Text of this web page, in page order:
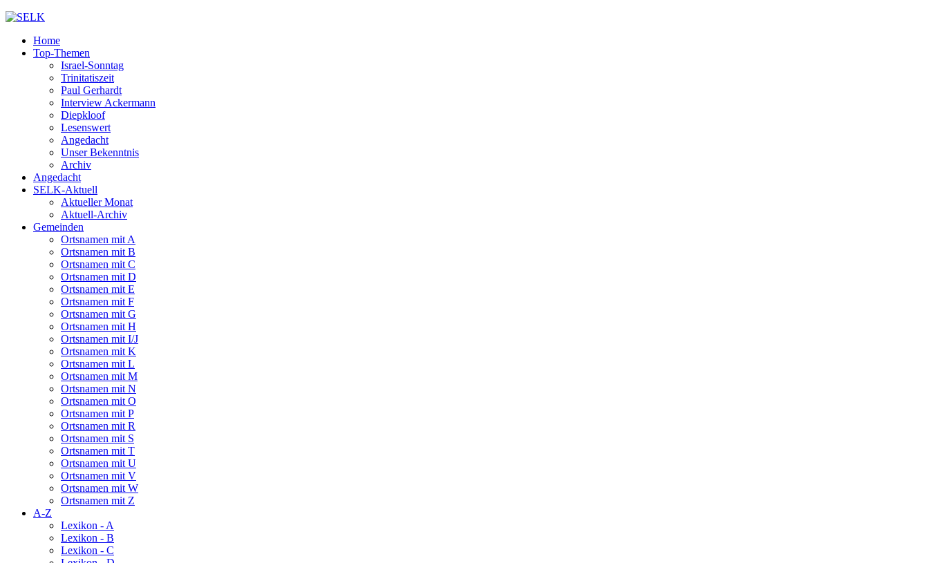
Home
Top-Themen
Israel-Sonntag
Trinitatiszeit
Paul Gerhardt
Interview Ackermann
Diepkloof
Lesenswert
Angedacht
Unser Bekenntnis
Archiv
Angedacht
SELK-Aktuell
Aktueller Monat
Aktuell-Archiv
Gemeinden
Ortsnamen mit A
Ortsnamen mit B
Ortsnamen mit C
Ortsnamen mit D
Ortsnamen mit E
Ortsnamen mit F
Ortsnamen mit G
Ortsnamen mit H
Ortsnamen mit I/J
Ortsnamen mit K
Ortsnamen mit L
Ortsnamen mit M
Ortsnamen mit N
Ortsnamen mit O
Ortsnamen mit P
Ortsnamen mit R
Ortsnamen mit S
Ortsnamen mit T
Ortsnamen mit U
Ortsnamen mit V
Ortsnamen mit W
Ortsnamen mit Z
A-Z
Lexikon - A
Lexikon - B
Lexikon - C